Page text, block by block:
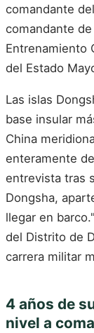
comandante
comandante
Entrenamiento
del Estado
Las islas
base insular
China
enteramente
entrevista tras
Dongsha,
llegar en barco."
del Distrito de
carrera militar
4 años de
nivel a